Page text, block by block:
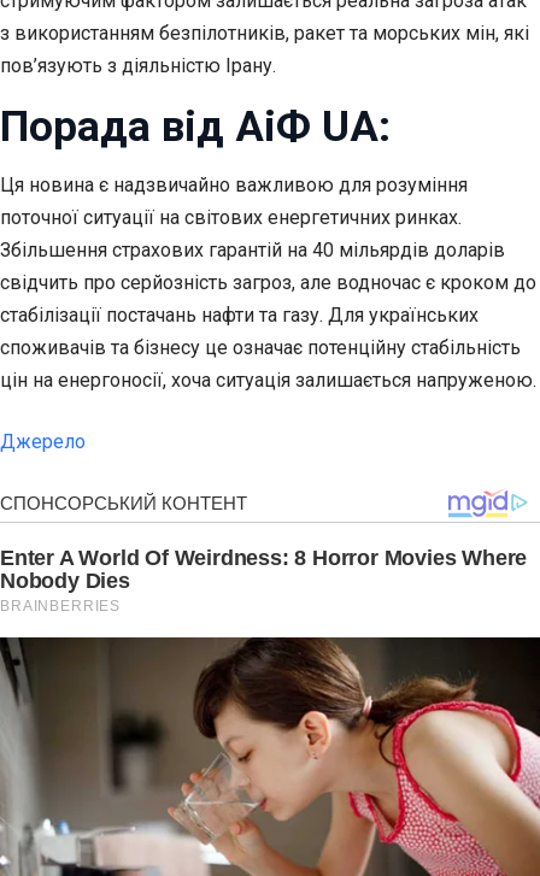
з використанням безпілотників, ракет та морських мін, які
пов’язують з діяльністю Ірану.
Порада від АіФ UA:
Ця новина є надзвичайно важливою для розуміння
поточної ситуації на світових енергетичних ринках.
Збільшення страхових гарантій на 40 мільярдів доларів
свідчить про серйозність загроз, але водночас є кроком до
стабілізації постачань нафти та газу. Для українських
споживачів та бізнесу це означає потенційну стабільність
цін на енергоносії, хоча ситуація залишається напруженою.
Джерело